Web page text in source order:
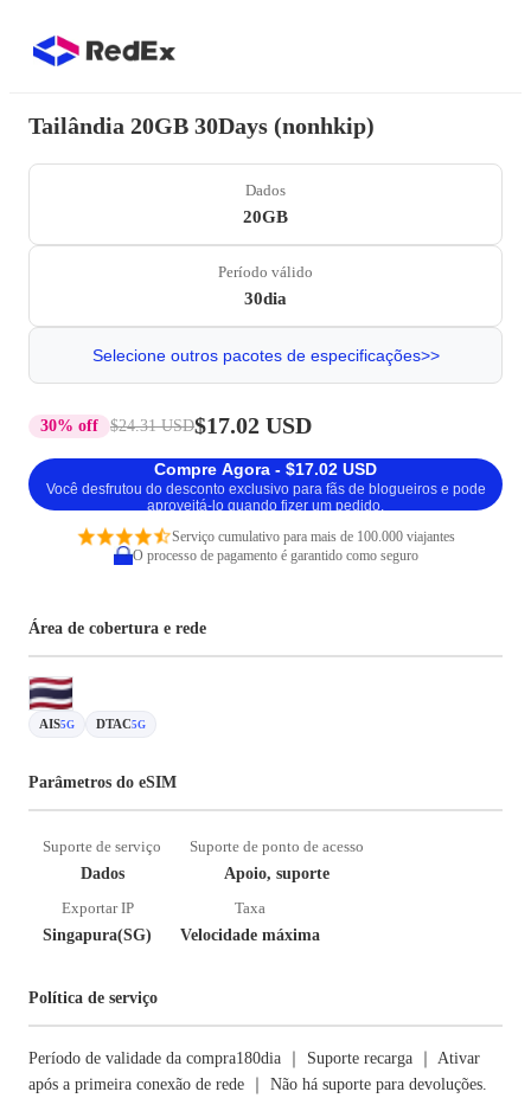
Tailândia 20GB 30Days (nonhkip)
Dados
20GB
Período válido
30dia
Selecione outros pacotes de especificações>>
30% off $24.31 USD$17.02 USD
Compre Agora - $17.02 USD
Você desfrutou do desconto exclusivo para fãs de blogueiros e pode
aproveitá-lo quando fizer um pedido.
Serviço cumulativo para mais de 100.000 viajantes
O processo de pagamento é garantido como seguro
Área de cobertura e rede
AIS5G DTAC5G
Parâmetros do eSIM
Suporte de serviço
Dados
Suporte de ponto de acesso
Apoio, suporte
Exportar IP
Singapura(SG)
Taxa
Velocidade máxima
Política de serviço
Período de validade da compra180dia ｜ Suporte recarga ｜ Ativar
após a primeira conexão de rede ｜ Não há suporte para devoluções.